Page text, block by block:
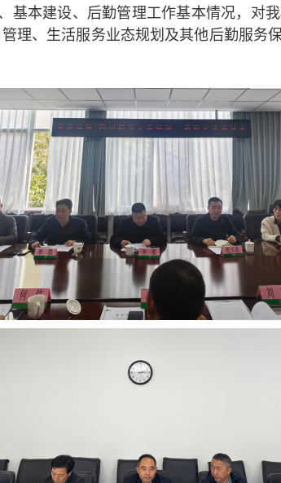
本建设、后勤管理工作基本情况，对
理、生活服务业态规划及其他后勤服务